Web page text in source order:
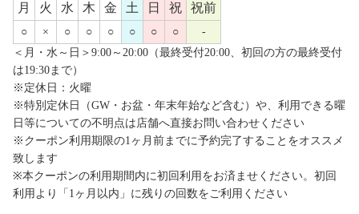
月 火 水 木 金 土 日 祝 祝前
○ × ○ ○ ○ ○ ○ ○
-
＜月・水～日＞9:00～20:00（最終受付20:00、初回の方の最終受付
は19:30まで）
※定休日：火曜
※特別定休日（GW・お盆・年末年始など含む）や、利用できる曜
日等についての不明点は店舗へ直接お問い合わせください
※クーポン利用期限の1ヶ月前までに予約完了することをオススメ
致します
※本クーポンの利用期間内に初回利用をお済ませください。初回
利用より「1ヶ月以内」に残りの回数をご利用ください